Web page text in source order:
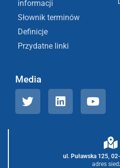
informacji
Słownik terminów
Definicje
Przydatne linki
Media
ul. Puławska 125,
adres